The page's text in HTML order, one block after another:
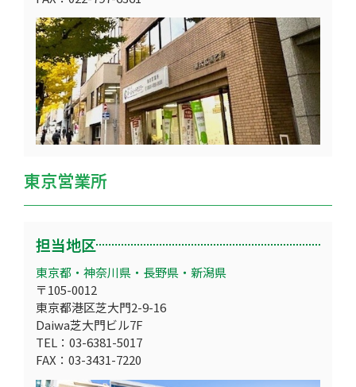
東京営業所
担当地区
東京都・神奈川県・長野県・新潟県
〒105-0012
東京都港区芝大門2-9-16
Daiwa芝大門ビル7F
TEL：03-6381-5017
FAX：03-3431-7220